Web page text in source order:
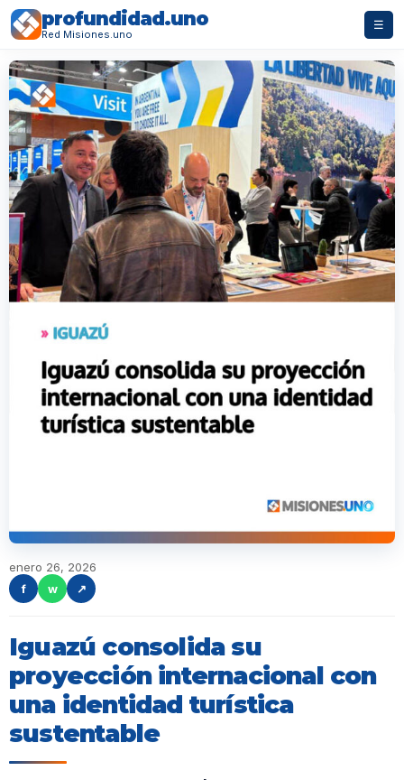
profundidad.uno
Red Misiones.uno
☰
enero 26, 2026
f
w ↗
Iguazú consolida su
proyección internacional con
una identidad turística
sustentable